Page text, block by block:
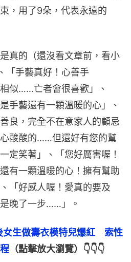
，用了9朵，代表永遠的
真的（還沒看文章前，看小
「手藝真好！心善手
似……亡者會很喜歡」、
手藝還有一顆溫暖的心」、
良，完全不在意家人的顧忌
酸酸的……但還好有您的幫
定笑著」、「您好厲害喔！
有一顆溫暖的心！擁有幫助
「好感人喔！愛真的要及
晚了一步……」。
生做壽衣模特兒爆紅　索性
（點擊放大瀏覽）👇👇👇